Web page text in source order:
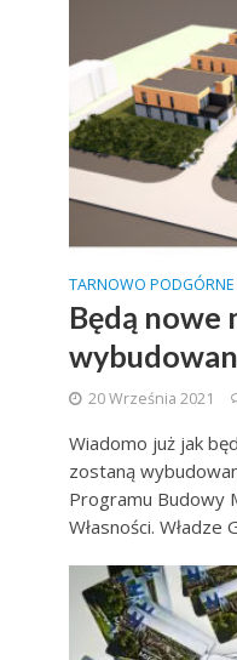
TARNOWO PODGÓRNE
Będą nowe
20 Września 2021
Wiadomo już jak
zostaną
Programu Budowy
Własności. Władze